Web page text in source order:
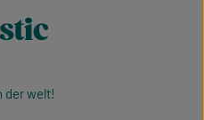
der welt!